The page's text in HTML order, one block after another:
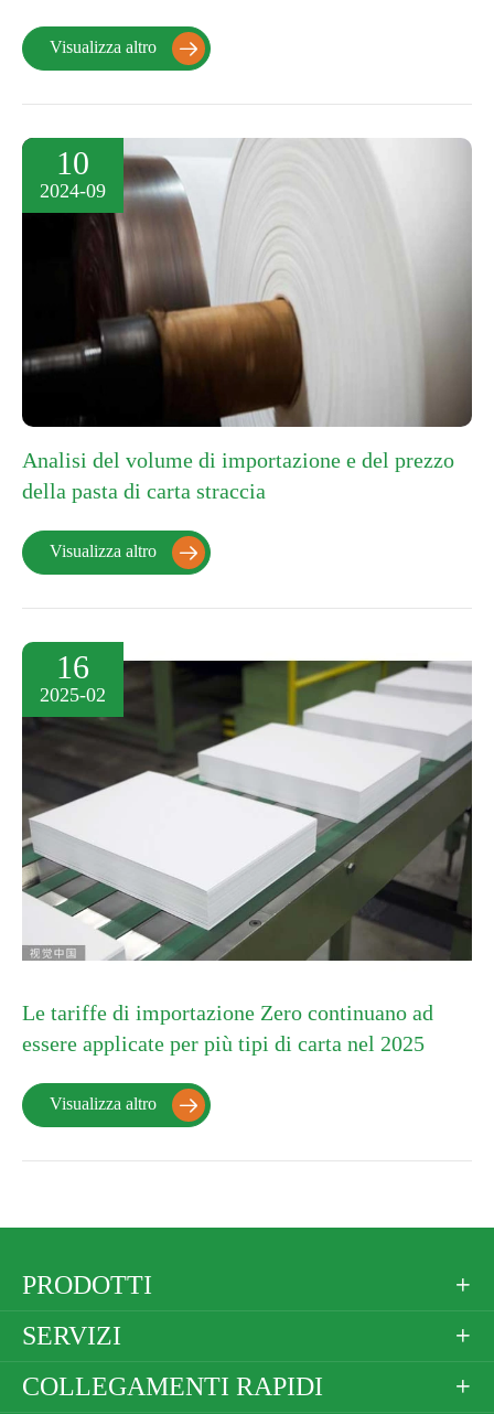
Visualizza altro 
10
2024-09
Analisi del volume di importazione e del prezzo
della pasta di carta straccia
Visualizza altro 
16
2025-02
Le tariffe di importazione Zero continuano ad
essere applicate per più tipi di carta nel 2025
Visualizza altro 
PRODOTTI 
SERVIZI 
COLLEGAMENTI RAPIDI 